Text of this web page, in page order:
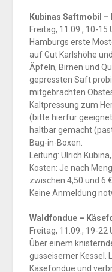
Kubinas Saftmobil
Freitag, 11.09., 10-15
Hamburgs erste
auf Gut Karlshöhe
Äpfeln, Birnen und
gepressten Saft
mitgebrachten
Kaltpressung zum
(bitte hierfür
haltbar gemacht
Bag-in-Boxen.
Leitung: Ulrich
Kosten: Je nach
zwischen 4,50 und 6 €.
Keine Anmeldung
Waldfondue –
Freitag, 11.09., 19-22
Über einem
gusseiserner Kessel.
Käsefondue und